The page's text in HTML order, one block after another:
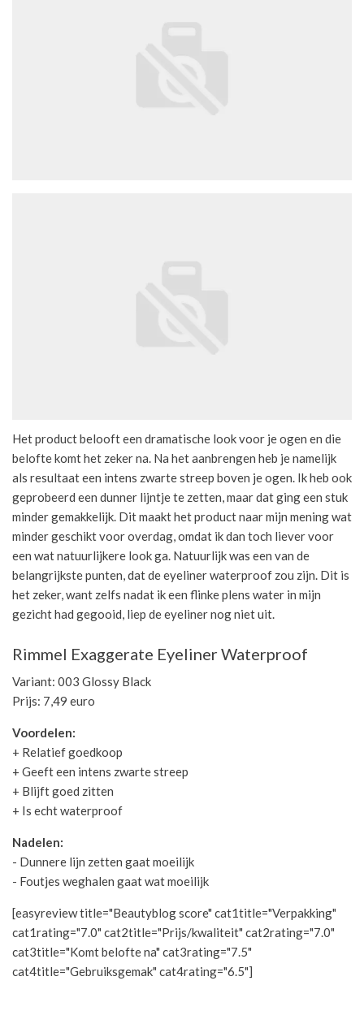
Het product belooft een dramatische look voor je ogen en die
belofte komt het zeker na. Na het aanbrengen heb je namelijk
als resultaat een intens zwarte streep boven je ogen. Ik heb ook
geprobeerd een dunner lijntje te zetten, maar dat ging een stuk
minder gemakkelijk. Dit maakt het product naar mijn mening wat
minder geschikt voor overdag, omdat ik dan toch liever voor
een wat natuurlijkere look ga. Natuurlijk was een van de
belangrijkste punten, dat de eyeliner waterproof zou zijn. Dit is
het zeker, want zelfs nadat ik een flinke plens water in mijn
gezicht had gegooid, liep de eyeliner nog niet uit.
Rimmel Exaggerate Eyeliner Waterproof
Variant: 003 Glossy Black
Prijs: 7,49 euro
Voordelen:
+ Relatief goedkoop
+ Geeft een intens zwarte streep
+ Blijft goed zitten
+ Is echt waterproof
Nadelen:
- Dunnere lijn zetten gaat moeilijk
- Foutjes weghalen gaat wat moeilijk
[easyreview title="Beautyblog score" cat1title="Verpakking"
cat1rating="7.0" cat2title="Prijs/kwaliteit" cat2rating="7.0"
cat3title="Komt belofte na" cat3rating="7.5"
cat4title="Gebruiksgemak" cat4rating="6.5"]